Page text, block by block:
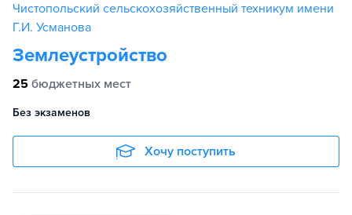
Чистопольский сельскохозяйственный техникум имени
Г.И. Усманова
Землеустройство
25 бюджетных мест
Без экзаменов
Хочу поступить